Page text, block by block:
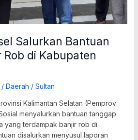
Salurkan Bantuan
Rob di Kabupaten
/ Daerah / Sultan
Kalimantan Selatan (Pemprov
menyalurkan bantuan tanggap
yang terdampak banjir rob di
disalurkan menyusul laporan